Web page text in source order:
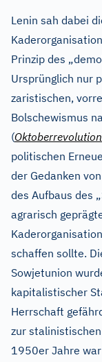
Lenin sah dabei
Prinzip des
Ursprünglich nur
zaristischen,
Bolschewismus
(Oktoberrevolution
politischen
der Gedanken
des Aufbaus des
agrarisch
schaffen sollte.
Sowjetunion
kapitalistischer
Herrschaft
zur
1950er Jahre